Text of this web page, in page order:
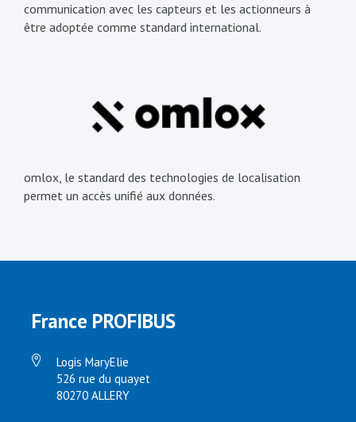
communication avec les capteurs et les actionneurs à
être adoptée comme standard international.
omlox, le standard des technologies de localisation
permet un accès unifié aux données.
France PROFIBUS
Logis MaryElie
526 rue du quayet
80270 ALLERY